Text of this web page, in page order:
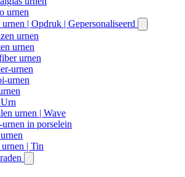
urnen
| Opdruk | Gepersonaliseerd
urnen
urnen
urnen
urnen
urnen
urnen | Wave
in porselein
| Tin